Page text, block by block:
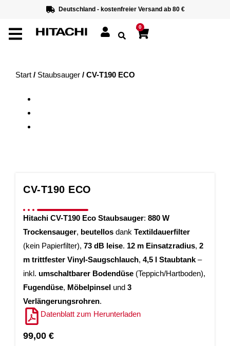
Deutschland - kostenfreier Versand ab 80 €
0
Start / Staubsauger / CV-T190 ECO
CV-T190 ECO
Hitachi CV-T190 Eco Staubsauger: 880 W
Trockensauger, beutellos dank Textildauerfilter
(kein Papierfilter), 73 dB leise. 12 m Einsatzradius, 2
m trittfester Vinyl-Saugschlauch, 4,5 l Staubtank –
inkl. umschaltbarer Bodendüse (Teppich/Hartboden),
Fugendüse, Möbelpinsel und 3
Verlängerungsrohren.
Datenblatt zum Herunterladen
99,00 €